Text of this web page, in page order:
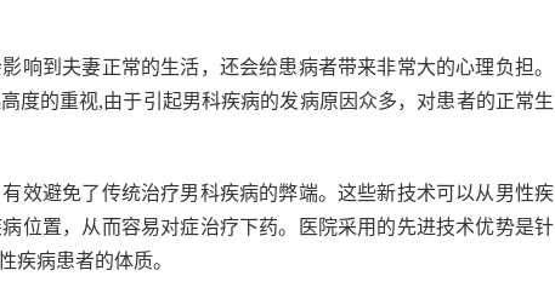
到夫妻正常的生活，还会给患病者带来非常大的心理负担。
度的重视,由于引起男科疾病的发病原因众多，对患者的正常生
避免了传统治疗男科疾病的弊端。这些新技术可以从男性疾
位置，从而容易对症治疗下药。医院采用的先进技术优势是针
疾病患者的体质。